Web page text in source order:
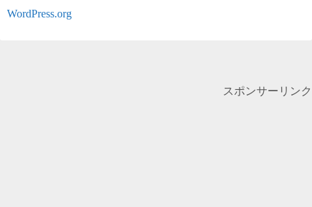
WordPress.org
スポンサーリンク